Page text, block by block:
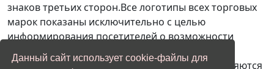
Данный сайт использует cookie-файлы для
знаков третьих сторон.Все логотипы всех торговых
марок показаны исключительно с целью
информирования посетителей о возможности
проведения ремонтых и сервисных работ с
автомобилями, производителями которых являются